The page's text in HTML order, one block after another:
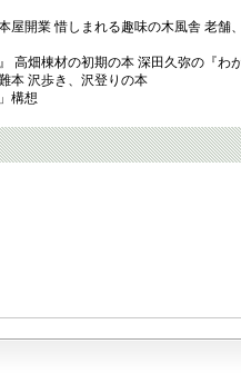
開業 惜しまれる趣味の木風舎 老舗
高畑棟材の初期の本 深田久弥の『わ
本 沢歩き、沢登りの本
構想